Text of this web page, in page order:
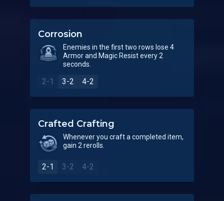
Corrosion
Enemies in the first two rows lose 4
Armor and Magic Resist every 2
seconds.
2-1 3-2 4-2
Crafted Crafting
Whenever you craft a completed item,
gain 2 rerolls.
2-1 3-2 4-2